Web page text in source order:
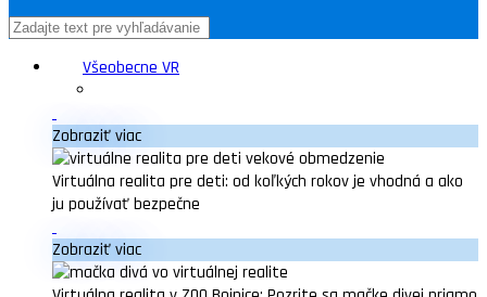
Všeobecne VR
Zobraziť viac
Virtuálna realita pre deti: od koľkých rokov je vhodná a ako
ju používať bezpečne
Zobraziť viac